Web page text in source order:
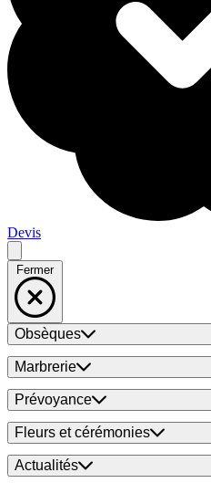
Devis
Fermer
Obsèques
Marbrerie
Prévoyance
Fleurs et cérémonies
Actualités